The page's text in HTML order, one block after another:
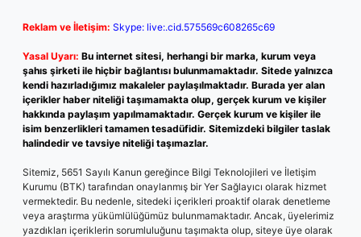
Reklam ve İletişim: Skype: live:.cid.575569c608265c69
Yasal Uyarı: Bu internet sitesi, herhangi bir marka, kurum veya
şahıs şirketi ile hiçbir bağlantısı bulunmamaktadır. Sitede yalnızca
kendi hazırladığımız makaleler paylaşılmaktadır. Burada yer alan
içerikler haber niteliği taşımamakta olup, gerçek kurum ve kişiler
hakkında paylaşım yapılmamaktadır. Gerçek kurum ve kişiler ile
isim benzerlikleri tamamen tesadüfidir. Sitemizdeki bilgiler taslak
halindedir ve tavsiye niteliği taşımazlar.
Sitemiz, 5651 Sayılı Kanun gereğince Bilgi Teknolojileri ve İletişim
Kurumu (BTK) tarafından onaylanmış bir Yer Sağlayıcı olarak hizmet
vermektedir. Bu nedenle, sitedeki içerikleri proaktif olarak denetleme
veya araştırma yükümlülüğümüz bulunmamaktadır. Ancak, üyelerimiz
yazdıkları içeriklerin sorumluluğunu taşımakta olup, siteye üye olarak